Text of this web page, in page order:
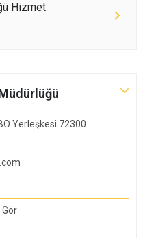
Hizmet
Yerleşkesi 72300